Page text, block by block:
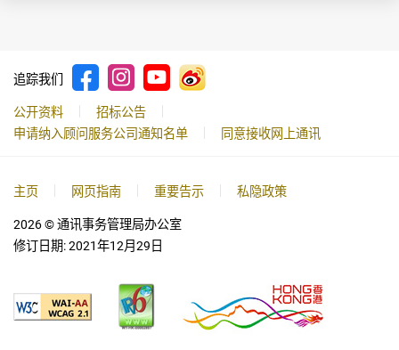
公开资料
招标公告
申请纳入顾问服务公司通知名单
同意接收网上通讯
追踪我们
主页 网页指南 重要告示 私隐政策
2026© 通讯事务管理局办公室
修订日期:2021年12月29日